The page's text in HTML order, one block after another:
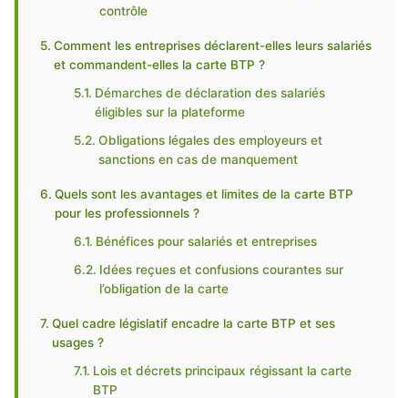
contrôle
Comment les entreprises déclarent-elles leurs salariés
et commandent-elles la carte BTP ?
Démarches de déclaration des salariés
éligibles sur la plateforme
Obligations légales des employeurs et
sanctions en cas de manquement
Quels sont les avantages et limites de la carte BTP
pour les professionnels ?
Bénéfices pour salariés et entreprises
Idées reçues et confusions courantes sur
l’obligation de la carte
Quel cadre législatif encadre la carte BTP et ses
usages ?
Lois et décrets principaux régissant la carte
BTP